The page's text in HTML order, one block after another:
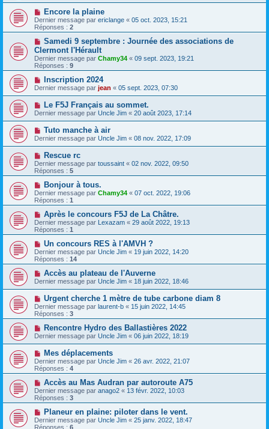
Encore la plaine
Dernier message par ericlange « 05 oct. 2023, 15:21
Réponses : 2
Samedi 9 septembre : Journée des associations de
Clermont l'Hérault
Dernier message par Chamy34 « 09 sept. 2023, 19:21
Réponses : 9
Inscription 2024
Dernier message par jean « 05 sept. 2023, 07:30
Le F5J Français au sommet.
Dernier message par Uncle Jim « 20 août 2023, 17:14
Tuto manche à air
Dernier message par Uncle Jim « 08 nov. 2022, 17:09
Rescue rc
Dernier message par toussaint « 02 nov. 2022, 09:50
Réponses : 5
Bonjour à tous.
Dernier message par Chamy34 « 07 oct. 2022, 19:06
Réponses : 1
Après le concours F5J de La Châtre.
Dernier message par Lexazam « 29 août 2022, 19:13
Réponses : 1
Un concours RES à l'AMVH ?
Dernier message par Uncle Jim « 19 juin 2022, 14:20
Réponses : 14
Accès au plateau de l'Auverne
Dernier message par Uncle Jim « 18 juin 2022, 18:46
Urgent cherche 1 mètre de tube carbone diam 8
Dernier message par laurent-b « 15 juin 2022, 14:45
Réponses : 3
Rencontre Hydro des Ballastières 2022
Dernier message par Uncle Jim « 06 juin 2022, 18:19
Mes déplacements
Dernier message par Uncle Jim « 26 avr. 2022, 21:07
Réponses : 4
Accès au Mas Audran par autoroute A75
Dernier message par anago2 « 13 févr. 2022, 10:03
Réponses : 3
Planeur en plaine: piloter dans le vent.
Dernier message par Uncle Jim « 25 janv. 2022, 18:47
Réponses : 6